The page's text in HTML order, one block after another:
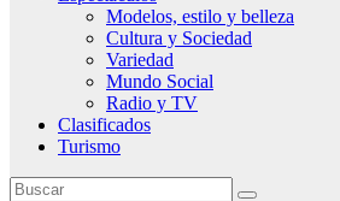
Modelos, estilo y belleza
Cultura y Sociedad
Variedad
Mundo Social
Radio y TV
Clasificados
Turismo